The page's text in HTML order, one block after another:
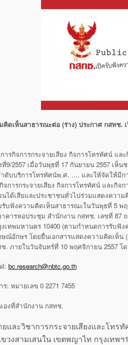
คิดเห็นสาธารณะต่อ (ร่าง) ประกาศ กสทช.
ารกิจการกระจายเสียง กิจการโทรทัศน์ แ
9/2557 เมื่อวันพุธที่ 17 กันยายน 2557 เห็
ดับบริการโทรทัศน์พ.ศ. …. และให้จัดให้มี
จการกระจายเสียง กิจการโทรทัศน์ และกิ
นได้เสียและประชาชนทั่วไปร่วมแสดงควา
รับฟังความคิดเห็นสาธารณะในวันพุธที่ 5 พ
คารหอประชุม สำนักงาน กสทช. เลขที่ 87
เทพมหานคร 10400 (ตามกำหนดการรับฟั
ษณ์อักษร โดยยื่นเอกสารแสดงความคิดเห็
. ภายในวันจันทร์ที่ 10 พฤศจิกายน 2557 โ
bc.research@nbtc.go.th
หมายเลข 0 2271 7455
งที่สำนักงาน กสทช.
และวิชาการกระจายเสียงและโทร
วงสามเสนใน เขตพญาไท กรุงเทพฯ